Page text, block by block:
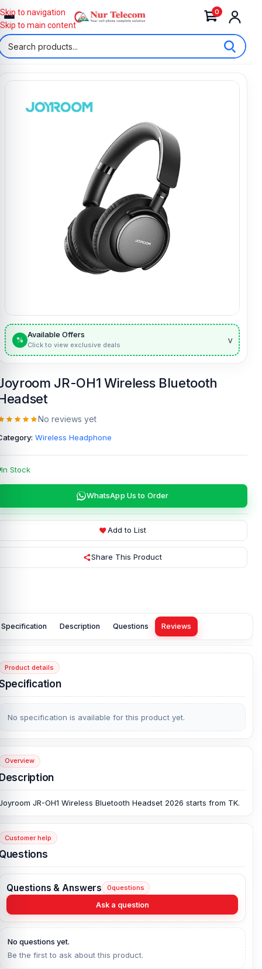
0
Skip to navigation
Skip to main content
%
Available Offers
Click to view exclusive deals v
JR-OH1 Wireless Bluetooth
No reviews yet
Wireless Headphone
In Stock
WhatsApp Us to Order
Add to List
Share This Product
Specification Description Questions Reviews
Product details
No specification is available for this product yet.
Overview
JR-OH1 Wireless Bluetooth Headset 2026 starts from TK.
Customer help
Questions & Answers 0questions
Ask a question
No questions yet.
Be the first to ask about this product.